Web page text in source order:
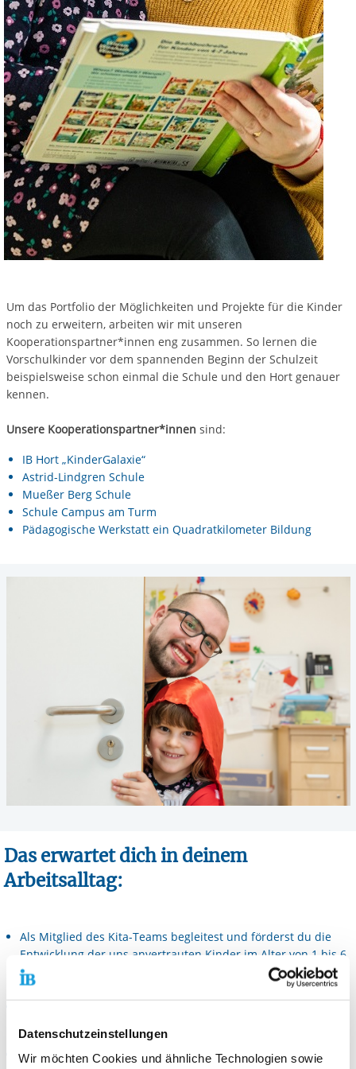
Datenschutzeinstellungen
Wir möchten Cookies und ähnliche Technologien sowie
Um das Portfolio der Möglichkeiten und Projekte für die Kinder
noch zu erweitern, arbeiten wir mit unseren
Kooperationspartner*innen eng zusammen. So lernen die
Vorschulkinder vor dem spannenden Beginn der Schulzeit
beispielsweise schon einmal die Schule und den Hort genauer
kennen.
Unsere Kooperationspartner*innen sind:
IB Hort „KinderGalaxie“
Astrid-Lindgren Schule
Mueßer Berg Schule
Schule Campus am Turm
Pädagogische Werkstatt ein Quadratkilometer Bildung
Das erwartet dich in deinem
Arbeitsalltag:
Als Mitglied des Kita-Teams begleitest und förderst du die
Entwicklung der uns anvertrauten Kinder im Alter von 1 bis 6
Jahren
Die Umsetzung der Einrichtungskonzeption nach dem